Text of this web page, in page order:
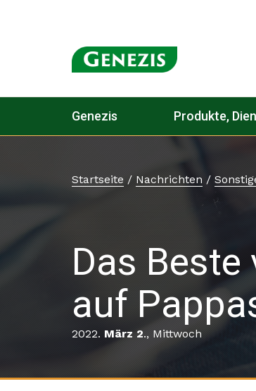
Genezis Produkte,
Startseite / Nachrichten /
Das
auf
2022. März 2., Mittwoch